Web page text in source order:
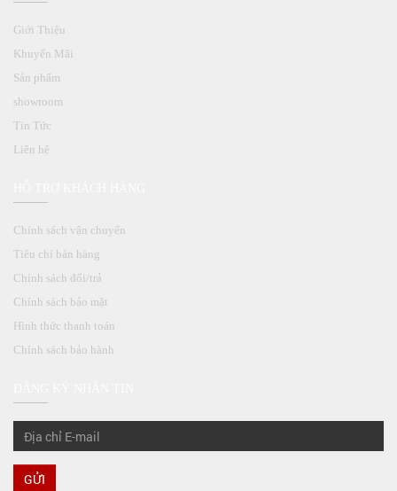
Giới Thiệu
Khuyến Mãi
Sản phẩm
showroom
Tin Tức
Liên hệ
Chính sách vận chuyển
Tiêu chí bán hàng
Chính sách đổi/trả
Chính sách bảo mật
Hình thức thanh toán
Chính sách bảo hành
GỬI